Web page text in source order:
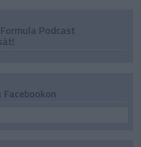
Podcast